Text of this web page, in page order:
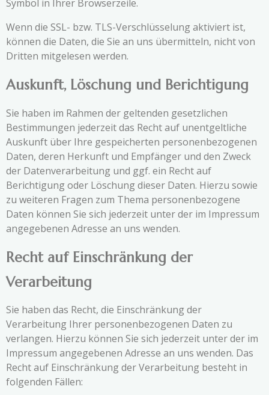
Symbol in Ihrer Browserzeile.
Wenn die SSL- bzw. TLS-Verschlüsselung aktiviert ist,
können die Daten, die Sie an uns übermitteln, nicht von
Dritten mitgelesen werden.
Auskunft, Löschung und Berichtigung
Sie haben im Rahmen der geltenden gesetzlichen
Bestimmungen jederzeit das Recht auf unentgeltliche
Auskunft über Ihre gespeicherten personenbezogenen
Daten, deren Herkunft und Empfänger und den Zweck
der Datenverarbeitung und ggf. ein Recht auf
Berichtigung oder Löschung dieser Daten. Hierzu sowie
zu weiteren Fragen zum Thema personenbezogene
Daten können Sie sich jederzeit unter der im Impressum
angegebenen Adresse an uns wenden.
Recht auf Einschränkung der
Verarbeitung
Sie haben das Recht, die Einschränkung der
Verarbeitung Ihrer personenbezogenen Daten zu
verlangen. Hierzu können Sie sich jederzeit unter der im
Impressum angegebenen Adresse an uns wenden. Das
Recht auf Einschränkung der Verarbeitung besteht in
folgenden Fällen: